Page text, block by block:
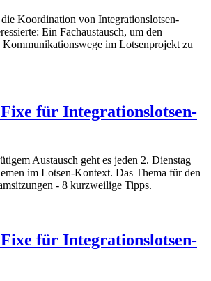
Koordination von Integrationslotsen-
Ein Fachaustausch, um den
im Lotsenprojekt zu
für Integrationslotsen-
Austausch geht es jeden 2. Dienstag
im Lotsen-Kontext. Das Thema für den
- 8 kurzweilige Tipps.
für Integrationslotsen-